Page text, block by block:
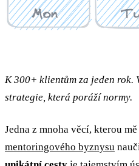
K 300+ klientům za jeden rok.
strategie, která poráží normy.
Jedna z mnoha věcí, kterou mě
mentoringového byznysu